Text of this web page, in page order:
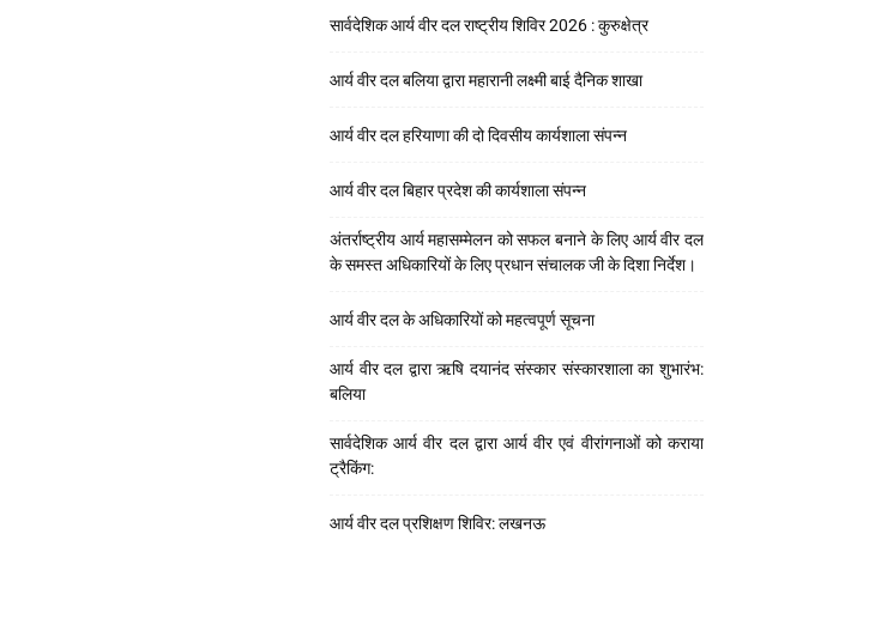
सार्वदेशिक आर्य वीर दल राष्ट्रीय शिविर 2026 : कुरुक्षेत्र
आर्य वीर दल बलिया द्वारा महारानी लक्ष्मी बाई दैनिक शाखा
आर्य वीर दल हरियाणा की दो दिवसीय कार्यशाला संपन्न
आर्य वीर दल बिहार प्रदेश की कार्यशाला संपन्न
अंतर्राष्ट्रीय आर्य महासम्मेलन को सफल बनाने के लिए आर्य वीर दल
के समस्त अधिकारियों के लिए प्रधान संचालक जी के दिशा निर्देश।
आर्य वीर दल के अधिकारियों को महत्वपूर्ण सूचना
आर्य वीर दल द्वारा ऋषि दयानंद संस्कार संस्कारशाला का शुभारंभ:
बलिया
सार्वदेशिक आर्य वीर दल द्वारा आर्य वीर एवं वीरांगनाओं को कराया
ट्रैकिंग:
आर्य वीर दल प्रशिक्षण शिविर: लखनऊ